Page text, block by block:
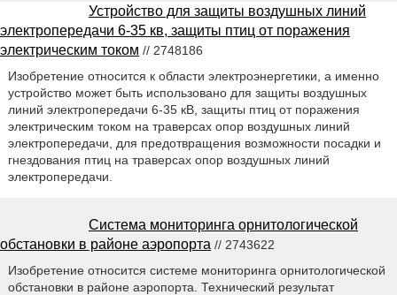
Устройство для защиты воздушных линий
электропередачи 6-35 кв, защиты птиц от поражения
электрическим током // 2748186
Изобретение относится к области электроэнергетики, а именно
устройство может быть использовано для защиты воздушных
линий электропередачи 6-35 кВ, защиты птиц от поражения
электрическим током на траверсах опор воздушных линий
электропередачи, для предотвращения возможности посадки и
гнездования птиц на траверсах опор воздушных линий
электропередачи.
Система мониторинга орнитологической
обстановки в районе аэропорта // 2743622
Изобретение относится системе мониторинга орнитологической
обстановки в районе аэропорта. Технический результат